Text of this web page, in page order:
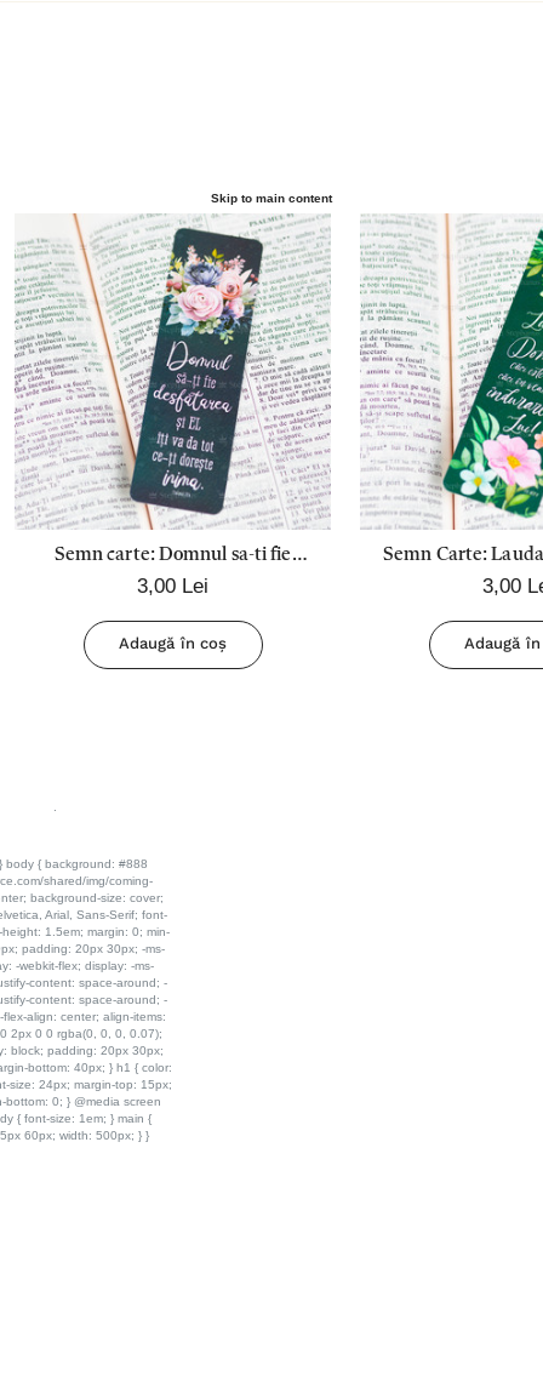
Skip to main content
Semn carte: Domnul sa-ti fie
desfatarea
3,00 Lei
Adaugă în coș
Semn Carte:
caci este bun,
3,00
Adaugă